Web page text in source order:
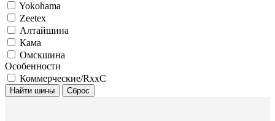
Yokohama
Zeetex
Алтайшина
Кама
Омскшина
Особенности
Коммерческие/RxxC
Найти шины Сброс